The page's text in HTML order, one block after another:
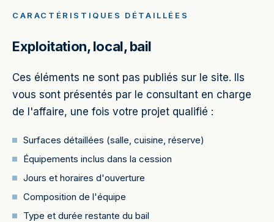
CARACTÉRISTIQUES DÉTAILLÉES
Exploitation, local, bail
Ces éléments ne sont pas publiés sur le site. Ils
vous sont présentés par le consultant en charge
de l'affaire, une fois votre projet qualifié :
Surfaces détaillées (salle, cuisine, réserve)
Équipements inclus dans la cession
Jours et horaires d'ouverture
Composition de l'équipe
Type et durée restante du bail